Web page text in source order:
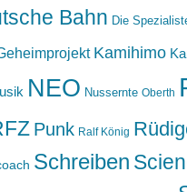
Bahn Die
Kamihimo
NEO Nussernte Oberth
Punk Ralf König
Schreiben